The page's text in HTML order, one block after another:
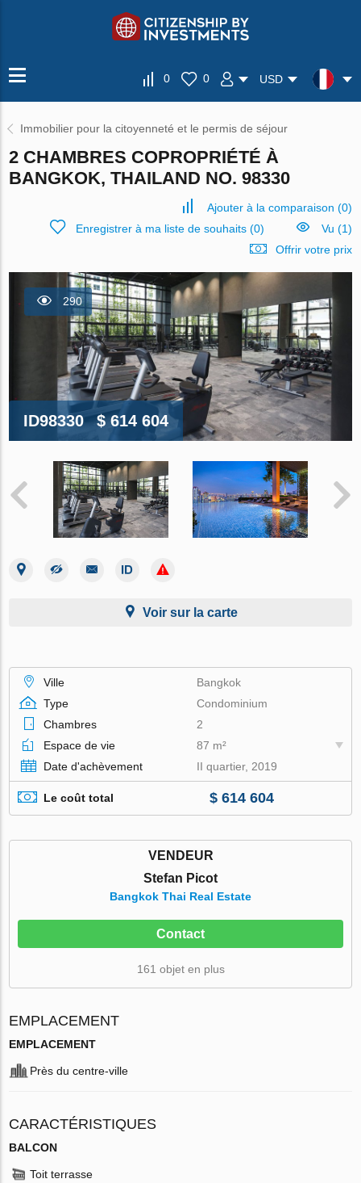
0 0 USD
Immobilier pour la citoyenneté et le permis de séjour
2 CHAMBRES COPROPRIÉTÉ À
BANGKOK, THAILAND NO. 98330
Ajouter à la comparaison (0)
Enregistrer à ma liste de souhaits(0)
Vu (1)
Offrir votre prix
290
ID98330 $ 614 604
Voir sur la carte
Ville
Bangkok
Type
Condominium
Chambres
2
Espace de vie
87 m²
Date d'achèvement
II quartier, 2019
Le coût total $ 614 604
VENDEUR
Stefan Picot
Bangkok Thai Real Estate
Contact
161 objet en plus
EMPLACEMENT
EMPLACEMENT
Près du centre-ville
CARACTÉRISTIQUES
BALCON
Toit terrasse